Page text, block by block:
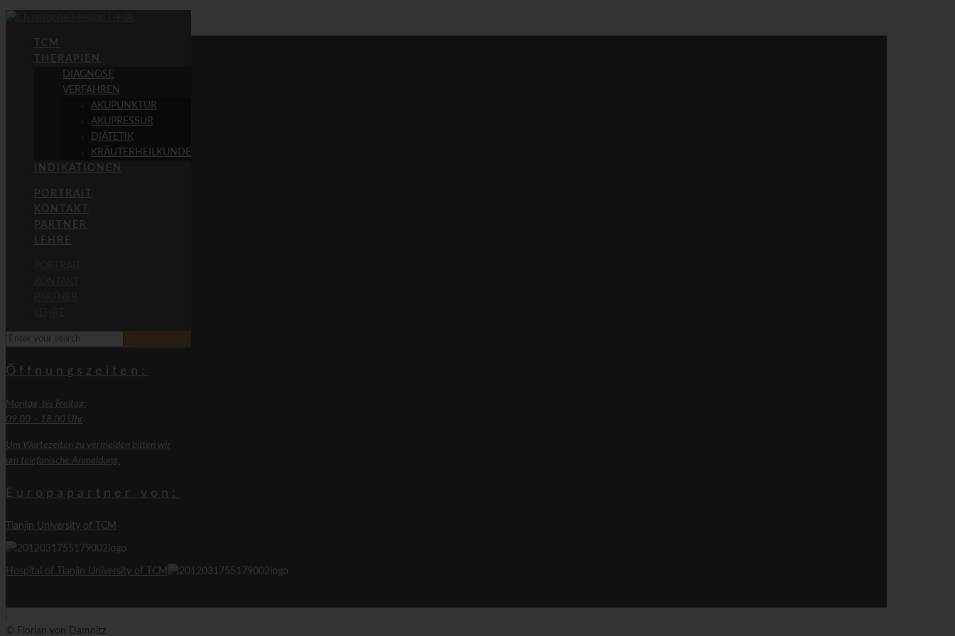
TCM
THERAPIEN
DIAGNOSE
VERFAHREN
AKUPUNKTUR
AKUPRESSUR
DIÄTETIK
KRÄUTERHEILKUNDE
INDIKATIONEN
PORTRAIT
KONTAKT
PARTNER
LEHRE
Kontakt:
An den Römerhügeln 6
Tel.: 089/64966777
info@chinesische-medizin.bayern
Leistungen:
營養學 | Diätetik
Öffnungszeiten:
Montag bis Freitag:
09.00 – 18.00 Uhr
Um Wartezeiten zu vermeiden bitten wir
um telefonische Anmeldung.
Europapartner von:
Tianjin University of TCM
Hospital of Tianjin University of TCM
© Florian von Damnitz